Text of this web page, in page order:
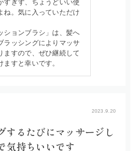
すぎず、ちょうどいい使
ね。気に入っていただけ
ションブラシ」は、髪へ
ラッシングによりマッサ
ますので、ぜひ継続して
ますと幸いです。
2023.9.20
するたびにマッサージし
気持ちいいです